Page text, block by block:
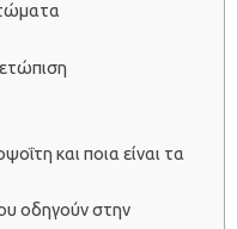
και ποια είναι τα
οδηγούν στην